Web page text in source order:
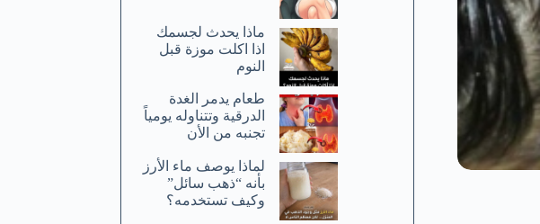
ماذا يحدث لجسمك
اذا اكلت موزة قبل
النوم
طعام يدمر الغدة
الدرقية وتتناوله يومياً
تجنبه من الأن
لماذا يوصف ماء الأرز
بأنه “ذهب سائل”
وكيف تستخدمه؟